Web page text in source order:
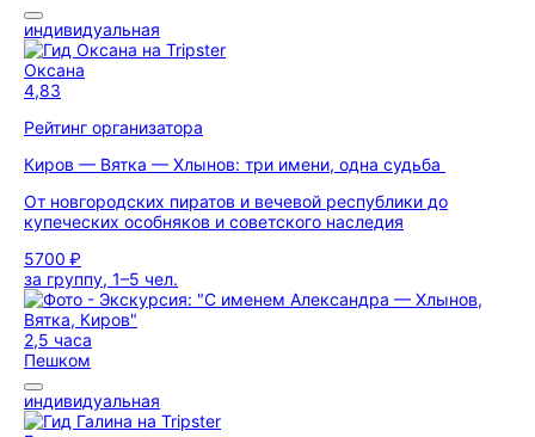
индивидуальная
Оксана
4,83
Рейтинг организатора
Киров — Вятка — Хлынов: три имени, одна судьба
От новгородских пиратов и вечевой республики до
купеческих особняков и советского наследия
5700 ₽
за группу, 1–5 чел.
2,5 часа
Пешком
индивидуальная